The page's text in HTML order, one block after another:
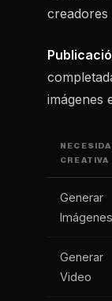
creadores
imágenes
CREATIVA
Generar
Imágenes
Generar
Video